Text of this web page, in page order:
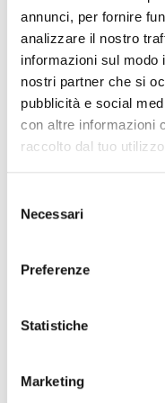
annunci, per fornire
analizzare il nostro
informazioni sul
nostri partner che si
pubblicità e social
con altre informazioni
raccolto dal tuo
delNecessari
Preferenze
Statistiche
Marketing
tutte le sue
Classe
Codice
Indirizzo
Comune
4
4+
-
Posto auto/Box
Balcone/Terrazzo